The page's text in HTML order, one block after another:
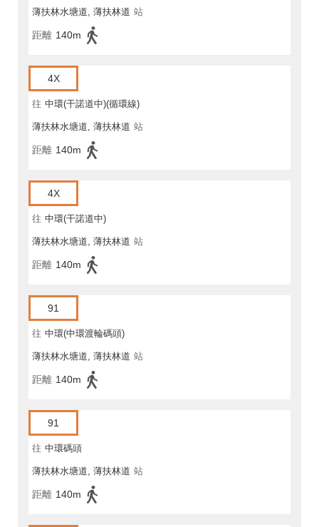
薄扶林水塘道, 薄扶林道 站
距離 140m
4X
往 中環(干諾道中)(循環線)
薄扶林水塘道, 薄扶林道 站
距離 140m
4X
往 中環(干諾道中)
薄扶林水塘道, 薄扶林道 站
距離 140m
91
往 中環(中環渡輪碼頭)
薄扶林水塘道, 薄扶林道 站
距離 140m
91
往 中環碼頭
薄扶林水塘道, 薄扶林道 站
距離 140m